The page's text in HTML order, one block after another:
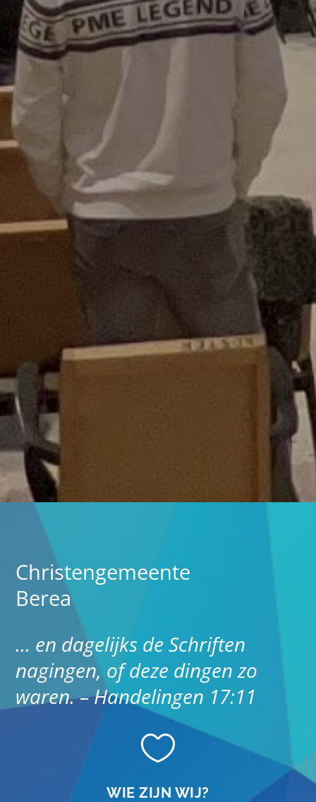
Christengemeente
Berea
… en dagelijks de Schriften
nagingen, of deze dingen zo
waren. –Handelingen 17:11

WIE ZIJN WIJ?